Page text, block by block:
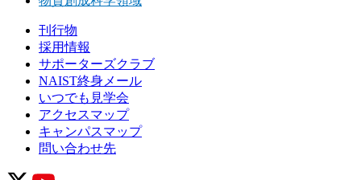
刊行物
採用情報
サポーターズクラブ
NAIST終身メール
いつでも見学会
アクセスマップ
キャンパスマップ
問い合わせ先